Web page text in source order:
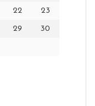
22 23
29 30